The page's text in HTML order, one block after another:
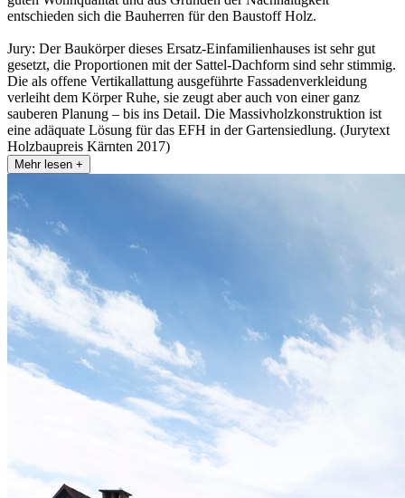
entschieden sich die Bauherren für den Baustoff Holz.
Jury: Der Baukörper dieses Ersatz-Einfamilienhauses ist sehr gut
gesetzt, die Proportionen mit der Sattel-Dachform sind sehr stimmig.
Die als offene Vertikallattung ausgeführte Fassadenverkleidung
verleiht dem Körper Ruhe, sie zeugt aber auch von einer ganz
sauberen Planung – bis ins Detail. Die Massivholzkonstruktion ist
eine adäquate Lösung für das EFH in der Gartensiedlung. (Jurytext
Holzbaupreis Kärnten 2017)
Mehr lesen +